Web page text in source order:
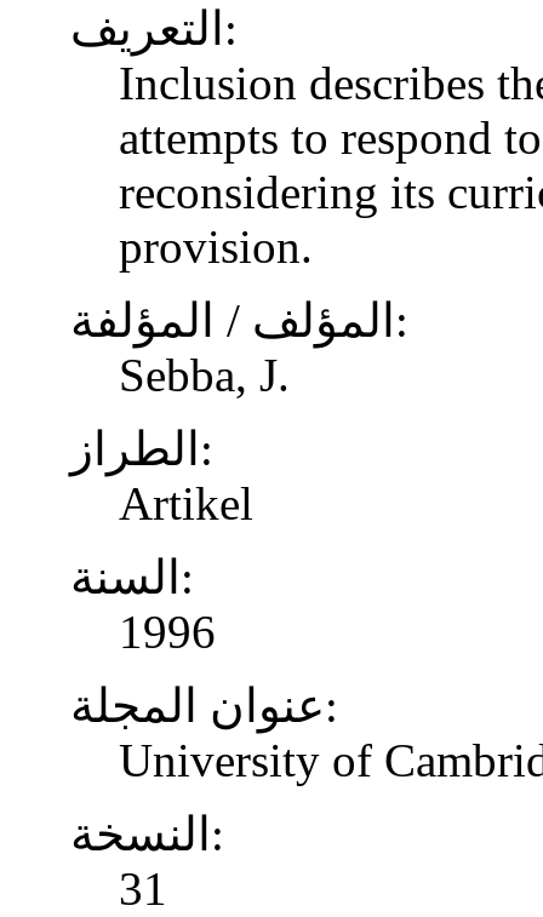
التعريف:
Inclusion describes
attempts to respond
reconsidering its
provision.
المؤلف / المؤلفة:
Sebba, J.
الطراز:
Artikel
السنة:
1996
عنوان المجلة:
University of
النسخة:
31